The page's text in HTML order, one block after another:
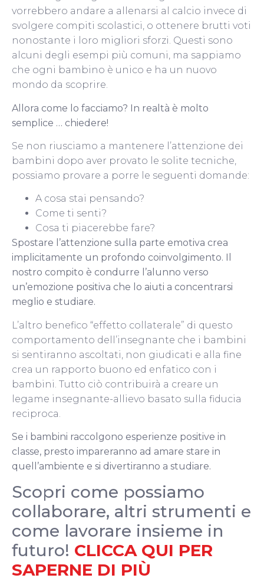
vorrebbero andare a allenarsi al calcio invece di
svolgere compiti scolastici, o ottenere brutti voti
nonostante i loro migliori sforzi. Questi sono
alcuni degli esempi più comuni, ma sappiamo
che ogni bambino è unico e ha un nuovo
mondo da scoprire.
Allora come lo facciamo? In realtà è molto
semplice … chiedere!
Se non riusciamo a mantenere l’attenzione dei
bambini dopo aver provato le solite tecniche,
possiamo provare a porre le seguenti domande:
A cosa stai pensando?
Come ti senti?
Cosa ti piacerebbe fare?
Spostare l’attenzione sulla parte emotiva crea
implicitamente un profondo coinvolgimento.
nostro compito è condurre l’alunno verso
un’emozione positiva che lo aiuti a concentrarsi
meglio e studiare.
L’altro benefico “effetto collaterale” di questo
comportamento dell’insegnante che i bambini
si sentiranno ascoltati, non giudicati e alla fine
crea un rapporto buono ed enfatico con i
bambini. Tutto ciò contribuirà a creare un
legame insegnante-allievo basato sulla fiducia
reciproca.
Se i bambini raccolgono esperienze positive in
classe, presto impareranno ad amare stare in
quell’ambiente e si divertiranno a studiare.
Scopri come possiamo
collaborare, altri strumenti e
come lavorare insieme in
futuro! CLICCA QUI PER
SAPERNE DI PIÙ